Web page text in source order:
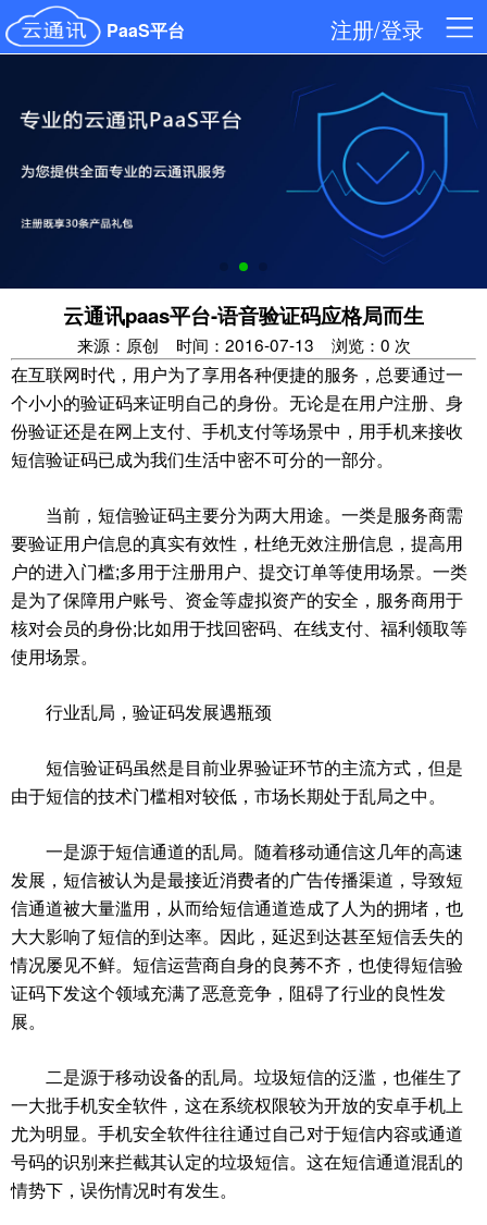
PaaS平台 注册/登录
云通讯paas平台-语音验证码应格局而生
来源：原创 时间：2016-07-13 浏览：0 次
在互联网时代，用户为了享用各种便捷的服务，总要通过一
个小小的验证码来证明自己的身份。无论是在用户注册、身
份验证还是在网上支付、手机支付等场景中，用手机来接收
短信验证码已成为我们生活中密不可分的一部分。
当前，短信验证码主要分为两大用途。一类是服务商需
要验证用户信息的真实有效性，杜绝无效注册信息，提高用
户的进入门槛;多用于注册用户、提交订单等使用场景。一类
是为了保障用户账号、资金等虚拟资产的安全，服务商用于
核对会员的身份;比如用于找回密码、在线支付、福利领取等
使用场景。
行业乱局，验证码发展遇瓶颈
短信验证码虽然是目前业界验证环节的主流方式，但是
由于短信的技术门槛相对较低，市场长期处于乱局之中。
一是源于短信通道的乱局。随着移动通信这几年的高速
发展，短信被认为是最接近消费者的广告传播渠道，导致短
信通道被大量滥用，从而给短信通道造成了人为的拥堵，也
大大影响了短信的到达率。因此，延迟到达甚至短信丢失的
情况屡见不鲜。短信运营商自身的良莠不齐，也使得短信验
证码下发这个领域充满了恶意竞争，阻碍了行业的良性发
展。
二是源于移动设备的乱局。垃圾短信的泛滥，也催生了
一大批手机安全软件，这在系统权限较为开放的安卓手机上
尤为明显。手机安全软件往往通过自己对于短信内容或通道
号码的识别来拦截其认定的垃圾短信。这在短信通道混乱的
情势下，误伤情况时有发生。